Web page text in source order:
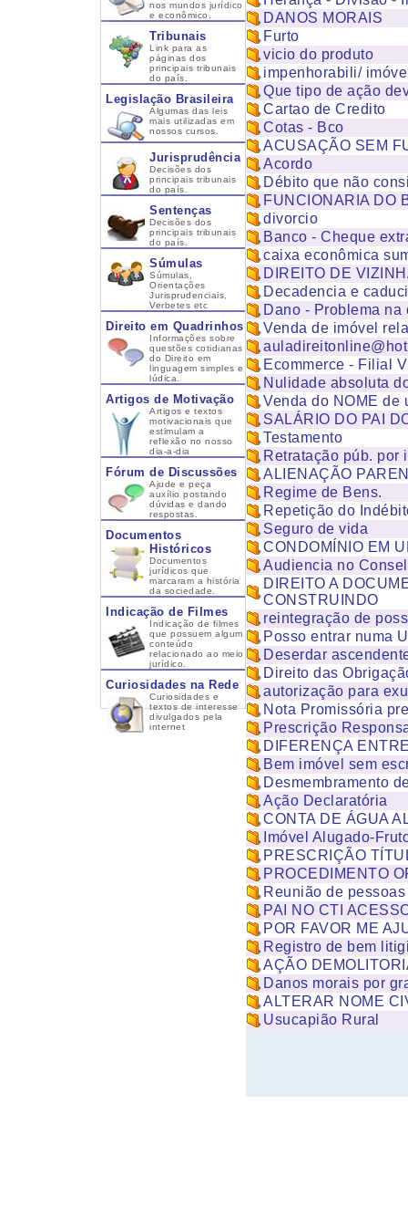
nos mundos jurídico
e econômico.
Tribunais
Link para as
páginas dos
principais tribunais
do país.
Legislação Brasileira
Algumas das leis
mais utilizadas em
nossos cursos.
Jurisprudência
Decisões dos
principais tribunais
do país.
Sentenças
Decisões dos
principais tribunais
do país.
Súmulas
Súmulas,
Orientações
Jurisprudenciais,
Verbetes etc
Direito em Quadrinhos
Informações sobre
questões cotidianas
do Direito em
linguagem simples e
lúdica.
Artigos de Motivação
Artigos e textos
motivacionais que
estimulam a
reflexão no nosso
dia-a-dia
Fórum de Discussões
Ajude e peça
auxílio postando
dúvidas e dando
respostas.
Documentos
Históricos
Documentos
jurídicos que
marcaram a história
da sociedade.
Indicação de Filmes
Indicação de filmes
que possuem algum
conteúdo
relacionado ao meio
jurídico.
Curiosidades na Rede
Curiosidades e
textos de interesse
divulgados pela
internet
DANOS MORAIS
Furto
vicio do produto
impenhorabili/
Que tipo de ação
Cartao de Credito
Cotas - Bco
ACUSAÇÃO SEM
Acordo
Débito que não
FUNCIONARIA DO
divorcio
Banco - Cheque
caixa econômica
DIREITO DE
Decadencia e
Dano - Problema na
Venda de imóvel
Ecommerce - Filial
Nulidade absoluta
Venda do NOME de
SALÁRIO DO PAI
Testamento
Retratação púb. por
ALIENAÇÃO
Regime de Bens.
Repetição do
Seguro de vida
CONDOMÍNIO EM
Audiencia no
DIREITO A
CONSTRUINDO
reintegração de
Posso entrar numa
Deserdar
Direito das
autorização para
Nota Promissória
Prescrição
DIFERENÇA
Bem imóvel sem
Desmembramento
Ação Declaratória
CONTA DE ÁGUA
Imóvel Alugado-
PRESCRIÇÃO
PROCEDIMENTO
Reunião de
PAI NO CTI
POR FAVOR ME
Registro de bem
AÇÃO
Danos morais por
ALTERAR NOME
Usucapião Rural